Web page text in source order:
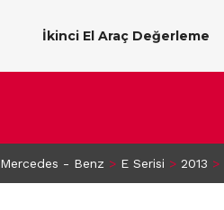
İkinci El Araç Değerleme
Mercedes - Benz > E Serisi > 2013 >